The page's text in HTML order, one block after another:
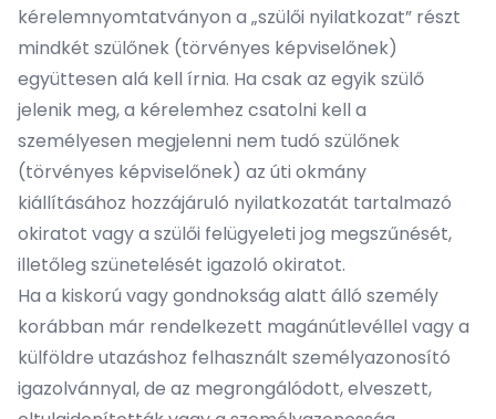
kérelemnyomtatványon a „szülői nyilatkozat” részt
mindkét szülőnek (törvényes képviselőnek)
együttesen alá kell írnia. Ha csak az egyik szülő
jelenik meg, a kérelemhez csatolni kell a
személyesen megjelenni nem tudó szülőnek
(törvényes képviselőnek) az úti okmány
kiállításához hozzájáruló nyilatkozatát tartalmazó
okiratot vagy a szülői felügyeleti jog megszűnését,
illetőleg szünetelését igazoló okiratot.
Ha a kiskorú vagy gondnokság alatt álló személy
korábban már rendelkezett magánútlevéllel vagy a
külföldre utazáshoz felhasznált személyazonosító
igazolvánnyal, de az megrongálódott, elveszett,